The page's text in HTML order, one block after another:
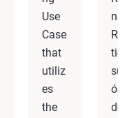
Use
Case
that
utiliz
es
the
n
ó